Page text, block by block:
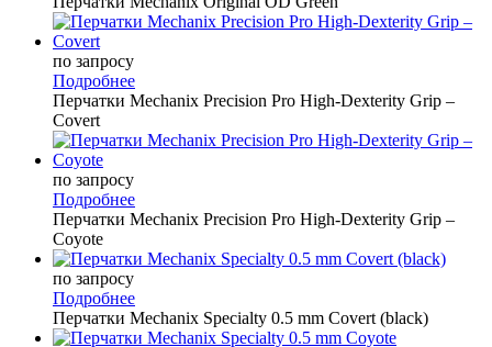
по запросу
Подробнее
Перчатки Mechanix Precision Pro High-Dexterity Grip –
Covert
по запросу
Подробнее
Перчатки Mechanix Precision Pro High-Dexterity Grip –
Coyote
по запросу
Подробнее
Перчатки Mechanix Specialty 0.5 mm Covert (black)